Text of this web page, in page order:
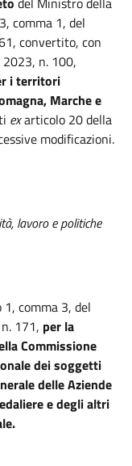
comma 1, del
convertito, con
n. 100,
i territori
Marche e
exarticolo 20 della
modificazioni.
lavoro e politiche
1, comma 3, del
171, per la
Commissione
dei soggetti
delle Aziende
e degli altri